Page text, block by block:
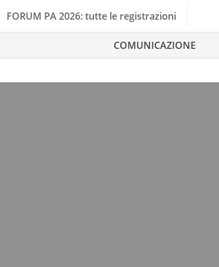
FORUM PA 2026: tutte le registrazioni
COMUNICAZIONE